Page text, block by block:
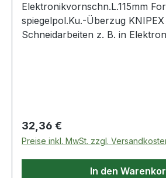
Elektronikvornschn.L.115mm
spiegelpol.Ku.-Überzug
Schneidarbeiten z. B. in
spiegelpoliertWeitere technische
A: 11mm· C: 16mm· D: 7mm·
Kopf: spiegelpoliert
Regulärer Preis:
32,36 €
Preise inkl. MwSt. zzgl.
In den